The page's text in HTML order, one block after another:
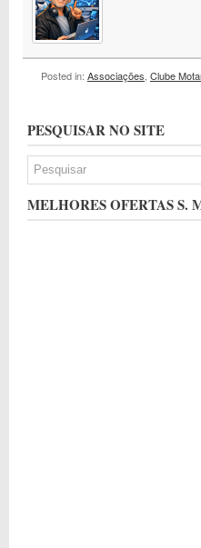
Posted in: Associações Clube
PESQUISAR NO SITE
MELHORES OFERTAS S.